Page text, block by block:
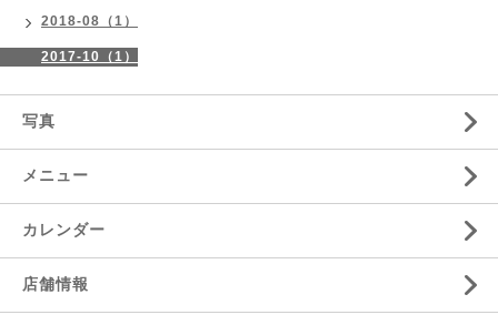
2018-08（1）
2017-10（1）
写真
メニュー
カレンダー
店舗情報